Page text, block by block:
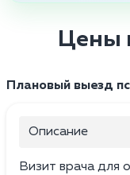
Цены
Плановый выезд
Описание
Визит врача для